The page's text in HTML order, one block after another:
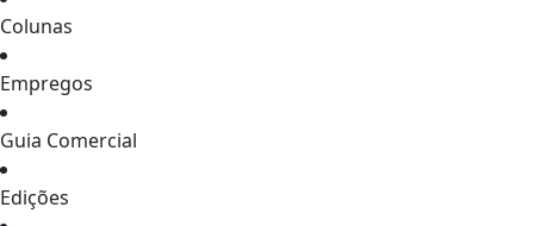
Colunas
Empregos
Guia Comercial
Edições